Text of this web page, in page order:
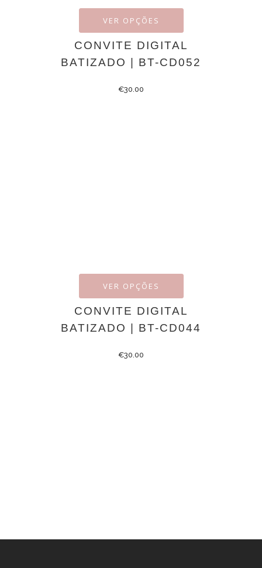
VER OPÇÕES
CONVITE DIGITAL
BATIZADO | BT-CD052
€30.00
VER OPÇÕES
CONVITE DIGITAL
BATIZADO | BT-CD044
€30.00